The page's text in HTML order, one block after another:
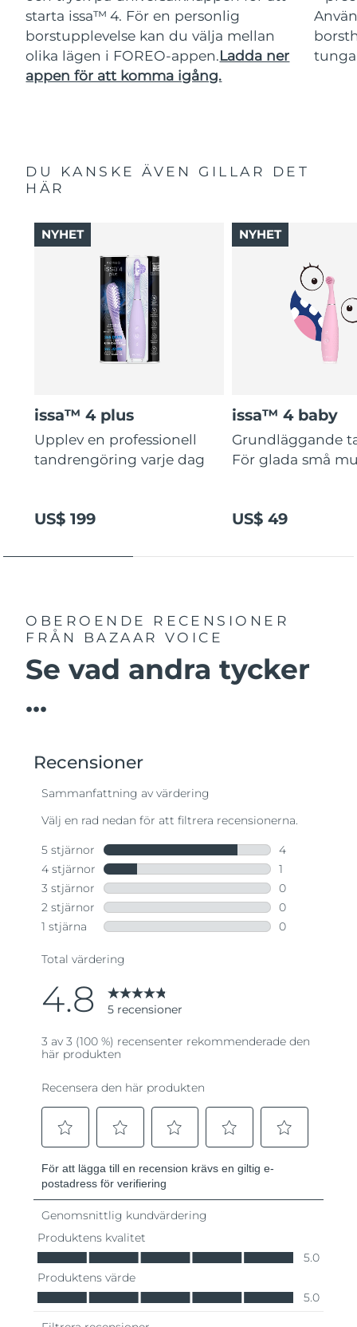
starta issa™ 4. För en personlig
borstupplevelse kan du välja mellan
olika lägen i FOREO-appen.Ladda ner
appen för att komma igång.
DU KANSKE ÄVEN GILLAR DET
HÄR
issa™ 4 plus
Upplev en professionell
tandrengöring varje dag
US$ 199
NYHET
issa™ 4 baby
Grundläggande
För glada små
US$ 49
NYHET
OBEROENDE RECENSIONER
FRÅN BAZAAR VOICE
Se vad andra tycker
...